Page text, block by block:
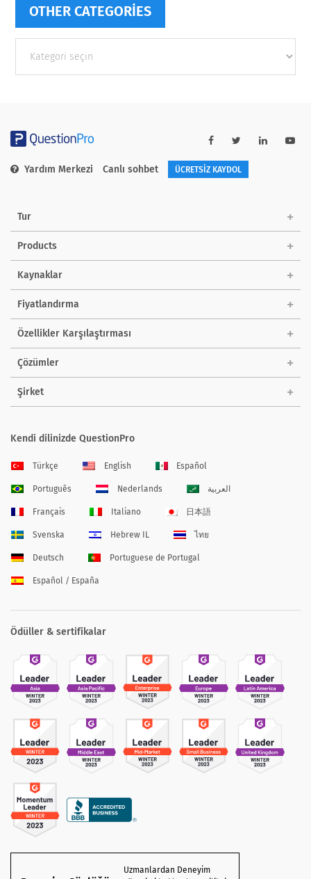
OTHER CATEGORIES
categories
Yardım Merkezi Canlı sohbet ÜCRETSİZ KAYDOL
Tur
Products
Kaynaklar
Fiyatlandırma
Özellikler Karşılaştırması
Çözümler
Şirket
Kendi dilinizde QuestionPro
Türkçe English Español
Português Nederlands العربية
Français Italiano 日本語
Svenska Hebrew IL ไทย
Deutsch Portuguese de Portugal
Español / España
Ödüller & sertifikalar
Uzmanlardan Deneyim